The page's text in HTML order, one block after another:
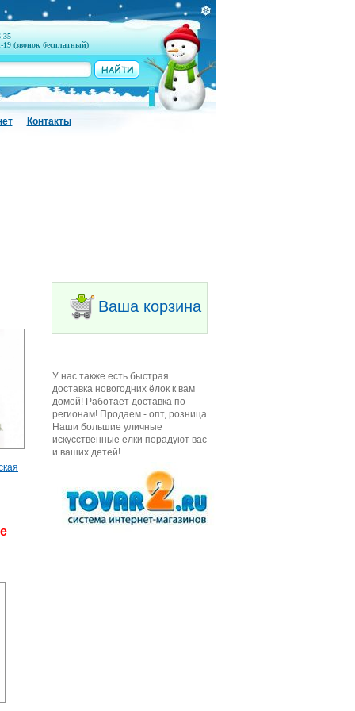
35
19 (звонок бесплатный)
Контакты
Ваша корзина
У нас также есть быстрая
доставка новогодних ёлок к вам
домой! Работает доставка по
регионам! Продаем - опт, розница.
Наши большие уличные
искусственные елки порадуют вас
и ваших детей!